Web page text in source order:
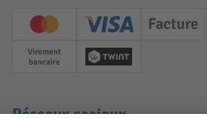
Creditcard (Master)Creditcard (Visa)
Facture
Paiement anticipé
Twint